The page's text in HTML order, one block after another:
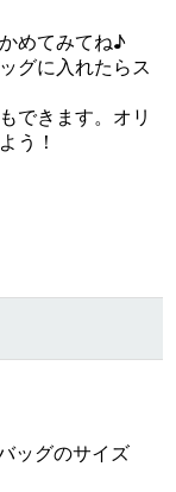
めてみてね♪
グに入れたらス
できます。オリ
う！
ッグのサイズ